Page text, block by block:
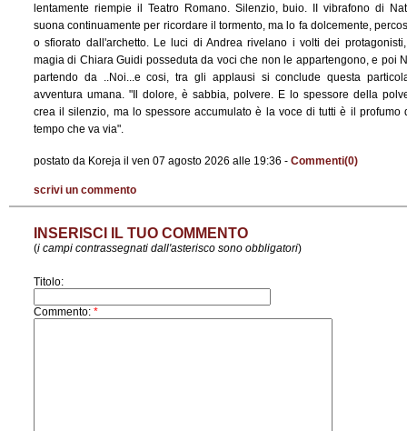
lentamente riempie il Teatro Romano. Silenzio, buio. II vibrafono di
suona continuamente per ricordare il tormento, ma lo fa dolcemente,
o sfiorato dall'archetto. Le luci di Andrea rivelano i volti dei
magia di Chiara Guidi posseduta da voci che non le appartengono, e poi
partendo da ..Noi...e cosi, tra gli applausi si conclude questa
avventura umana. "Il dolore, è sabbia, polvere. E lo spessore della
crea il silenzio, ma lo spessore accumulato è la voce di tutti è il profumo
tempo che va via".
postato da Koreja il ven 07 agosto 2026 alle 19:36 - Commenti(0)
scrivi un commento
INSERISCI IL TUO COMMENTO
(i campi contrassegnati dall'asterisco sono obbligatori)
Titolo:
Commento: *